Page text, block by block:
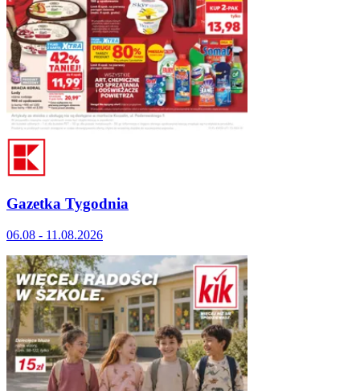
Gazetka Tygodnia
06.08 - 11.08.2026